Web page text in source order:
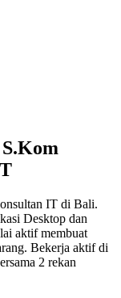
IT di Bali.
Desktop dan
aktif membuat
Bekerja aktif di
2 rekan